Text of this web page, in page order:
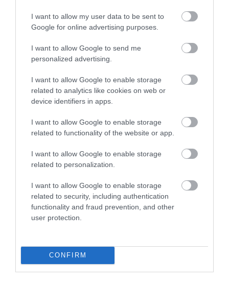
I want to allow my user data to be sent to
Google for online advertising purposes.
I want to allow Google to send me
personalized advertising.
I want to allow Google to enable storage
related to analytics like cookies on web or
device identifiers in apps.
I want to allow Google to enable storage
related to functionality of the website or app.
I want to allow Google to enable storage
related to personalization.
I want to allow Google to enable storage
related to security, including authentication
functionality and fraud prevention, and other
user protection.
CONFIRM
Legfrissebb híreink
35 PERCES TANÓRÁK ÉS KEVESEBB HÁZI
2026. augusztus 08|Mindenki ügye
BAKA ANDRÁST JELÖLI KÖZTÁRSASÁGI
ELNÖKNEK A TISZA
2026. augusztus 08|Mindenki ügye
ÚJ MAGYAR KÜLÜGYI STRATÉGIA KÉSZÜL,
TELJES SZAKÍTÁS JÖN A...
2026. augusztus 08